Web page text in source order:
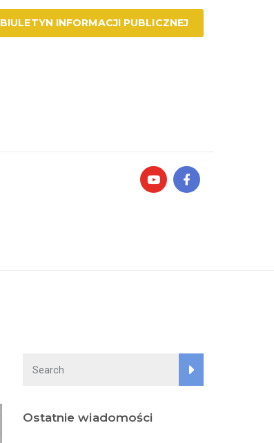
BIULETYN INFORMACJI PUBLICZNEJ
Ostatnie wiadomości